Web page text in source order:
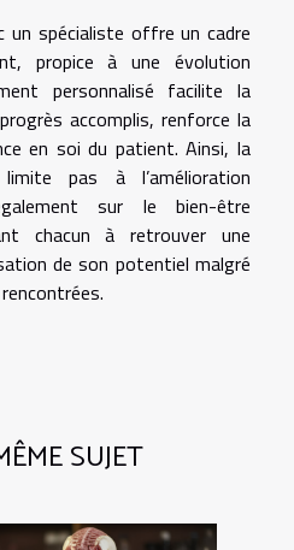
un spécialiste offre un cadre
propice à une évolution
personnalisé facilite la
accomplis, renforce la
en soi du patient. Ainsi, la
pas à l’amélioration
sur le bien-être
chacun à retrouver une
de son potentiel malgré
SUJET